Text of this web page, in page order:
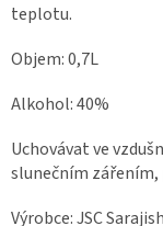
teplotu.
Objem: 0,7L
Alkohol: 40%
Uchovávat ve
slunečním zářením,
Výrobce: JSC